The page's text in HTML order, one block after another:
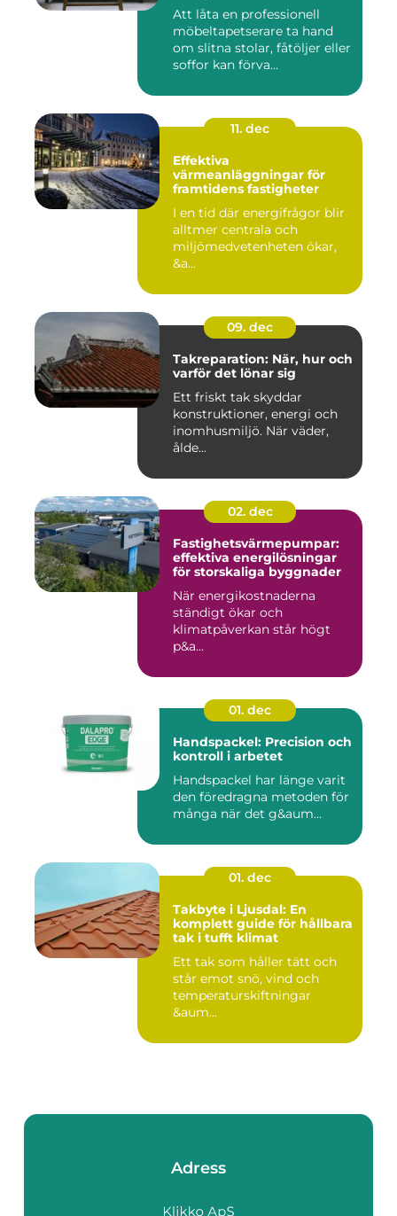
Att låta en professionell
möbeltapetserare ta hand
om slitna stolar, fåtöljer eller
soffor kan förva...
11. dec
Effektiva
värmeanläggningar för
framtidens fastigheter
I en tid där energifrågor blir
alltmer centrala och
miljömedvetenheten ökar,
&a...
09. dec
Takreparation: När, hur och
varför det lönar sig
Ett friskt tak skyddar
konstruktioner, energi och
inomhusmiljö. När väder,
ålde...
02. dec
Fastighetsvärmepumpar:
effektiva energilösningar
för storskaliga byggnader
När energikostnaderna
ständigt ökar och
klimatpåverkan står högt
p&a...
01. dec
Handspackel: Precision och
kontroll i arbetet
Handspackel har länge varit
den föredragna metoden för
många när det g&aum...
01. dec
Takbyte i Ljusdal: En
komplett guide för hållbara
tak i tufft klimat
Ett tak som håller tätt och
står emot snö, vind och
temperaturskiftningar
&aum...
Adress